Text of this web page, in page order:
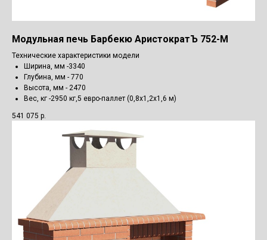
Модульная печь Барбекю АристократЪ 752-М
Технические характеристики модели
Ширина, мм -3340
Глубина, мм - 770
Высота, мм - 2470
Вес, кг -2950 кг,5 евро-паллет (0,8х1,2х1,6 м)
541 075 р.